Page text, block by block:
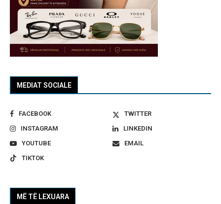
MEDIAT SOCIALE
FACEBOOK
TWITTER
INSTAGRAM
LINKEDIN
YOUTUBE
EMAIL
TIKTOK
MË TË LEXUARA